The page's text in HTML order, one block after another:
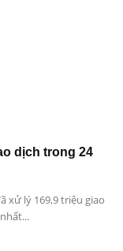
dịch trong 24
xử lý 169,9 triệu giao